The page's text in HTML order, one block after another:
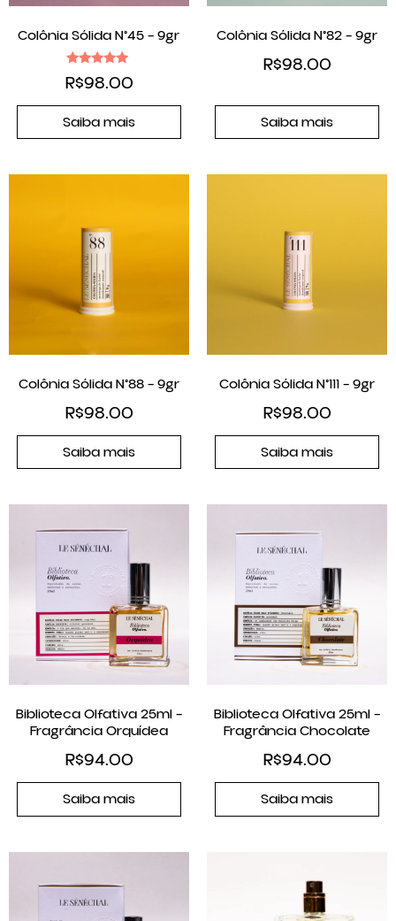
Colônia Sólida N°45 – 9gr
Avaliação
5.00
R$98.00
Saiba mais
Colônia Sólida N°82 – 9gr
R$98.00
Saiba mais
Colônia Sólida N°88 – 9gr
R$98.00
Saiba mais
Colônia Sólida N°111 – 9gr
R$98.00
Saiba mais
Biblioteca Olfativa 25ml –
Fragrância Orquídea
R$94.00
Saiba mais
Biblioteca Olfativa 25ml –
Fragrância Chocolate
R$94.00
Saiba mais